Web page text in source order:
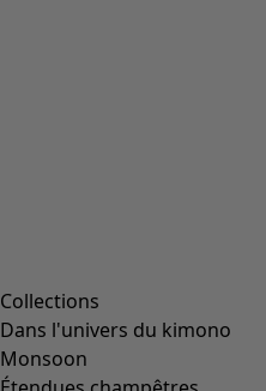
Collections
Dans l'univers du kimono
Monsoon